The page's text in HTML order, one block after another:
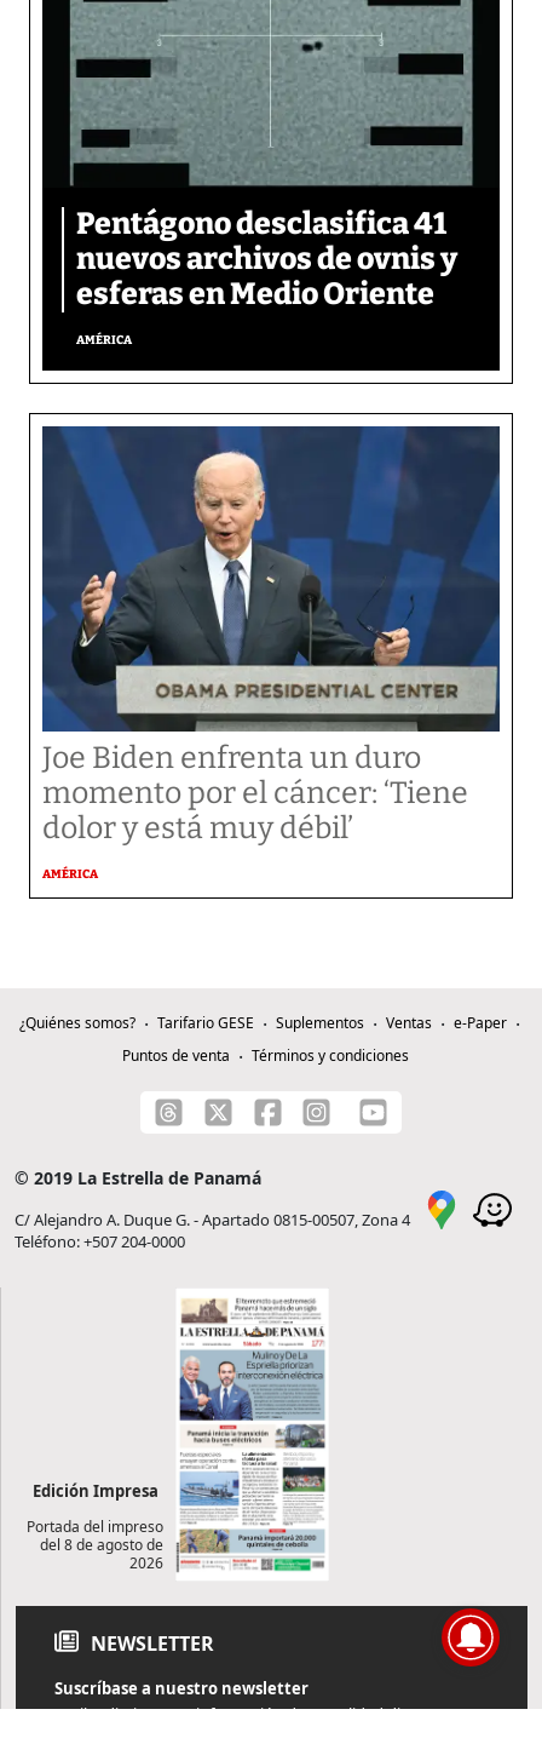
Pentágono desclasifica 41
nuevos archivos de ovnis y
esferas en Medio Oriente
AMÉRICA
Joe Biden enfrenta un duro
momento por el cáncer: ‘Tiene
dolor y está muy débil’
AMÉRICA
¿Quiénes somos? Tarifario GESE Suplementos Ventas
e-Paper
Puntos de venta
Términos y condiciones
© 2019 La Estrella de Panamá
C/ Alejandro A. Duque G. - Apartado 0815-00507, Zona 4
Teléfono: +507 204-0000
Edición Impresa
Portada del impreso
del 8 de agosto de
2026
NEWSLETTER
Suscríbase a nuestro newsletter
Reciba diariamente información de actualidad directamente en